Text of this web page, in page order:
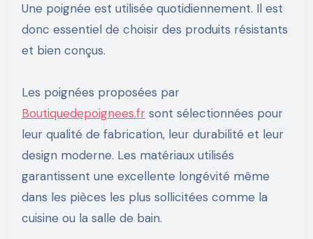
Une poignée est utilisée quotidiennement. Il est
donc essentiel de choisir des produits résistants
et bien conçus.
Les poignées proposées par
Boutiquedepoignees.frsont sélectionnées pour
leur qualité de fabrication, leur durabilité et leur
design moderne. Les matériaux utilisés
garantissent une excellente longévité même
dans les pièces les plus sollicitées comme la
cuisine ou la salle de bain.